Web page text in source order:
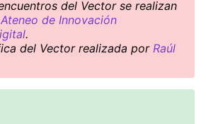
del Vector se realizan
de Innovación
.
del Vector realizada por Raúl